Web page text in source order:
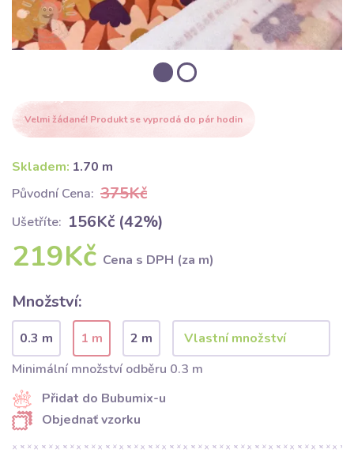
Velmi žádané! Produkt se vyprodá do pár hodin
Skladem: 1.70 m
Původní Cena: 375Kč
Ušetříte: 156Kč (42%)
219Kč Cena s DPH (za m)
Množství:
0.3 m 1 m
2 m
Minimální množství odběru 0.3 m
Přidat do Bubumix-u
Objednať vzorku